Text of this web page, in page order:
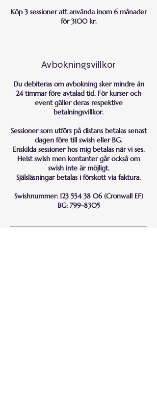
Köp 3 sessioner att använda inom 6 månader
för 3100 kr.
Avbokningsvillkor
Du debiteras om avbokning sker mindre än
24 timmar före avtalad tid. För kurser och
event gäller deras respektive
betalningsvillkor.
Sessioner som utförs på distans betalas senast
dagen före till swish eller BG.
Enskilda sessioner hos mig betalas när vi ses.
Helst swish men kontanter går också om
swish inte är möjligt.
Själsläsningar betalas i förskott via faktura.
Swishnummer: 123 554 38 06 (Cronwall EF)
BG: 799-8305